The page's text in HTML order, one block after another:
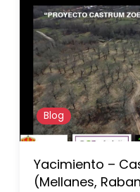
Blog
Yacimiento –
(Mellanes,